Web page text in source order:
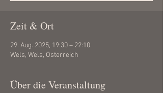
Zeit & Ort
29. Aug. 2025, 19:30 – 22:10
Wels, Wels, Österreich
Über die Veranstaltung